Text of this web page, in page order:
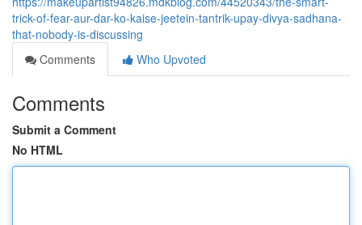
trick-of-fear-aur-dar-ko-kaise-jeetein-tantrik-upay-divya-sadhana-
that-nobody-is-discussing
Comments
Who Upvoted
Comments
Submit a Comment
No HTML